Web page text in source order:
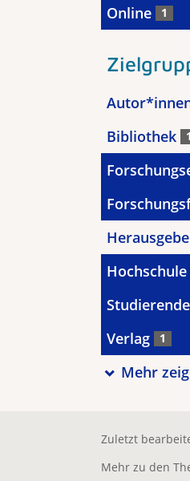
Online 1
Bibliothek 1
Hochschule
Studierende
Verlag 1
Mehr
Zuletzt
Mehr zu den